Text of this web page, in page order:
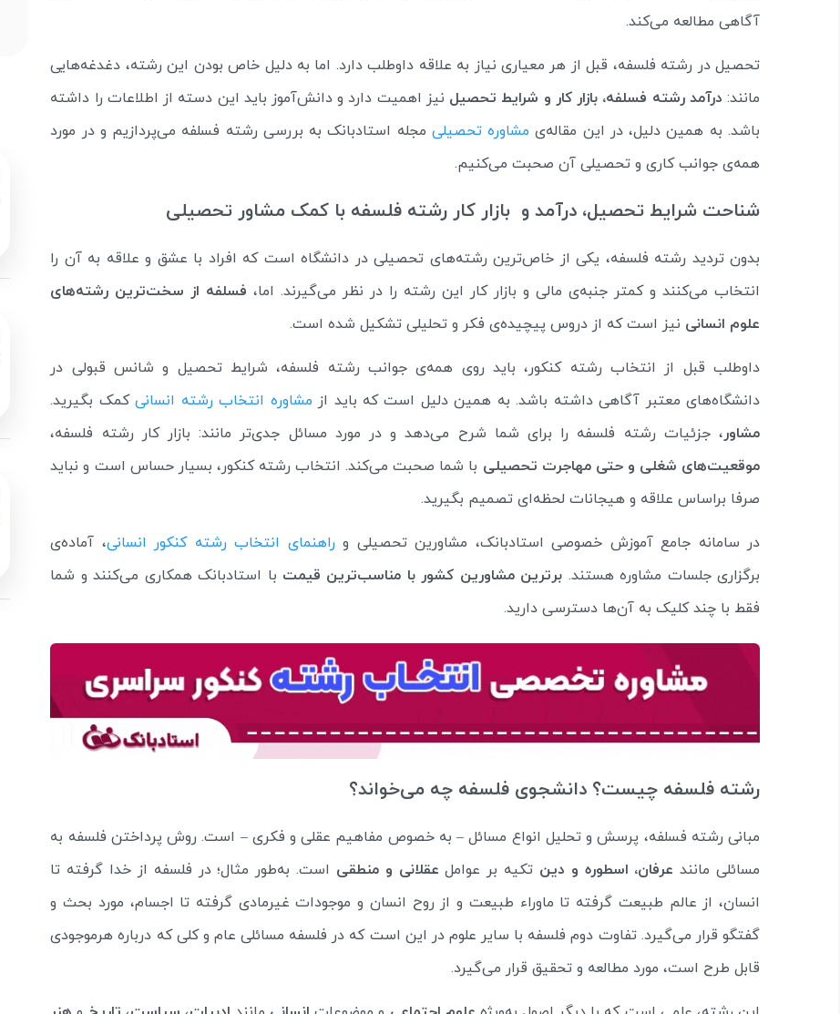
آگاهی مطالعه می‌کند.
تحصیل در رشته فلسفه، قبل از هر معیاری نیاز به علاقه داوطلب دارد. اما به دلیل خاص بودن این رشته، دغدغه‌هایی
مانند: درآمد رشته فسلفه، بازار کار و شرایط تحصیل نیز اهمیت دارد و دانش‌آموز باید این دسته از اطلاعات را داشته
باشد. به همین دلیل، در این مقاله‌ی مشاوره تحصیلی مجله استادبانک به بررسی رشته فسلفه می‌پردازیم و در مورد
همه‌ی جوانب کاری و تحصیلی آن صحبت می‌کنیم.
شناحت شرایط تحصیل، درآمد و بازار کار رشته فلسفه با کمک مشاور تحصیلی
بدون تردید رشته فلسفه، یکی از خاص‌ترین رشته‌های تحصیلی در دانشگاه است که افراد با عشق و علاقه به آن را
انتخاب می‌کنند و کمتر جنبه‌ی مالی و بازار کار این رشته را در نظر می‌گیرند. اما، فسلفه از سخت‌ترین رشته‌های
علوم انسانی نیز است که از دروس پیچیده‌ی فکر و تحلیلی تشکیل شده است.
داوطلب قبل از انتخاب رشته کنکور، باید روی همه‌ی جوانب رشته فلسفه، شرایط تحصیل و شانس قبولی در
دانشگاه‌های معتبر آگاهی داشته باشد. به همین دلیل است که باید از مشاوره انتخاب رشته انسانیکمک بگیرید.
مشاور، جزئیات رشته فلسفه را برای شما شرح می‌دهد و در مورد مسائل جدی‌تر مانند: بازار کار رشته فلسفه،
موقعیت‌های شغلی و حتی مهاجرت تحصیلی با شما صحبت می‌کند. انتخاب رشته کنکور، بسیار حساس است و نباید
صرفا براساس علاقه و هیجانات لحظه‌ای تصمیم بگیرید.
در سامانه جامع آموزش خصوصی استادبانک، مشاورین تحصیلی و راهنمای انتخاب رشته کنکور انسانی، آماده‌ی
برگزاری جلسات مشاوره هستند. برترین مشاورین کشور با مناسب‌ترین قیمت با استادبانک همکاری می‌کنند و شما
فقط با چند کلیک به آن‌ها دسترسی دارید.
رشته فلسفه چیست؟ دانشجوی فلسفه چه می‌خواند؟
مبانی رشته فسلفه، پرسش و تحلیل انواع مسائل – به خصوص مفاهیم عقلی و فکری – است. روش پرداختن فلسفه به
مسائلی مانند عرفان، اسطوره و دین تکیه بر عواملعقلانی و منطقی است. به‌طور مثال؛ در فلسفه از خدا گرفته تا
انسان، از عالم طبیعت گرفته تا ماوراء طبیعت و از روح انسان و موجودات غیرمادی گرفته تا اجسام، مورد بحث و
گفتگو قرار می‌گیرد. تفاوت دوم فلسفه با سایر علوم در این است که در فلسفه مسائلی عام و کلی که درباره هرموجودی
قابل طرح است، مورد مطالعه و تحقیق قرار می‌گیرد.